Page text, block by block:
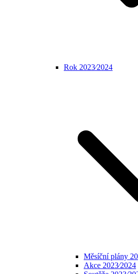
Rok 2023⁄2024
Měsíční plány
Akce 2023⁄2024